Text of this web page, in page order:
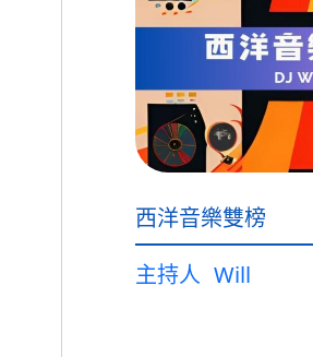
西洋音樂雙榜
主持人 Will